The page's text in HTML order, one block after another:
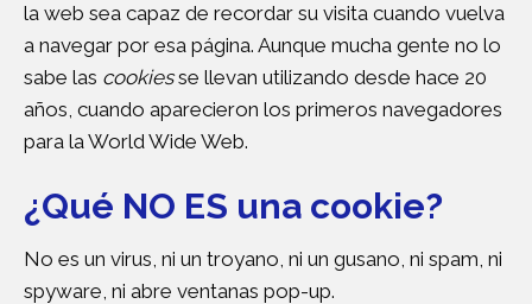
la web sea capaz de recordar su visita cuando vuelva
a navegar por esa página. Aunque mucha gente no lo
sabe las cookiesse llevan utilizando desde hace 20
años, cuando aparecieron los primeros navegadores
para la World Wide Web.
¿Qué NO ES una cookie?
No es un virus, ni un troyano, ni un gusano, ni spam, ni
spyware, ni abre ventanas pop-up.